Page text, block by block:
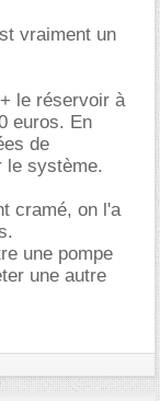
vraiment un
le réservoir à
euros. En
de
le système.
cramé, on l'a
une pompe
une autre